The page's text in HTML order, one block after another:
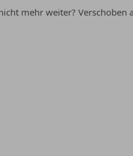
mehr weiter? Verschoben